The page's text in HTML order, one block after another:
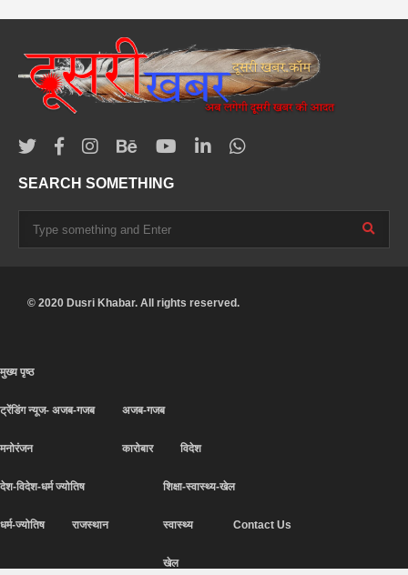
SEARCH SOMETHING
© 2020 Dusri Khabar. All rights reserved.
मुख्य पृष्ठ
ट्रेंडिंग न्यूज- अजब-गजब
मनोरंजन
अजब-गजब
कारोबार विदेश
देश-विदेश-धर्म ज्योतिष
धर्म-ज्योतिष राजस्थान
शिक्षा-स्वास्थ्य-खेल
स्वास्थ्य
खेल
Contact Us